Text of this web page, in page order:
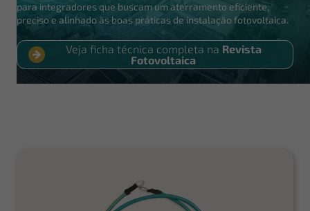
para integradores que buscam um aterramento eficiente,
preciso e alinhado às boas práticas de instalação fotovoltaica.
Veja ficha técnica completa na Revista
Fotovoltaica